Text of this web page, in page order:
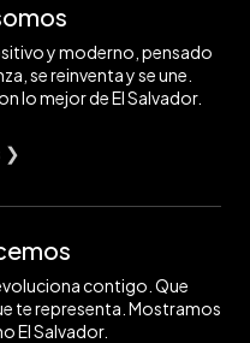
y moderno, pensado
se reinventa y se une.
lo mejor de El Salvador.
❯
contigo. Que
te representa. Mostramos
El Salvador.